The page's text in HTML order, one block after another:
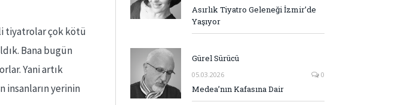
tiyatrolar çok kötü
Bana bugün
Yani artık
insanların yerinin
Asırlık Tiyatro Geleneği İzmir’de
Yaşıyor
Gürel Sürücü
05.03.2026 0
Medea’nın Kafasına Dair